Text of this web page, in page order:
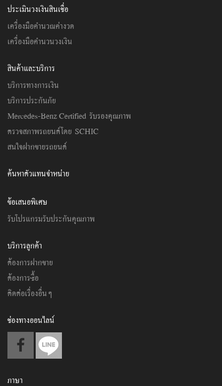
ประเมินวงเงินสินเชื่อ
เครื่องมือคำนวณค่างวด
เครื่องมือคำนวนวงเงิน
สินค้าและบริการ
บริการทางการเงิน
บริการประกันภัย
Mercedes-Benz Certified รับรองคุณภาพ
ตรวจสภาพรถยนต์โดย SCHIC
สนใจฝากขายรถยนต์
ค้นหาตัวแทนจำหน่าย
ข้อเสนอพิเศษ
รับโปรแกรมรับประกันคุณภาพ
บริการลูกค้า
ต้องการฝากขาย
ต้องการซื้อ
ติดต่อเรื่องอื่นๆ
ช่องทางออนไลน์
ภาษา